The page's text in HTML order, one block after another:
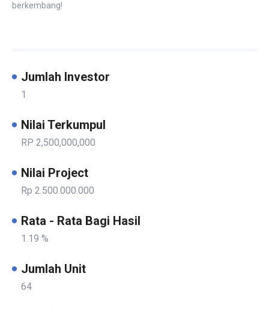
berkembang!
Jumlah Investor
1
Nilai Terkumpul
RP 2,500,000,000
Nilai Project
Rp 2.500.000.000
Rata - Rata Bagi Hasil
1.19 %
Jumlah Unit
64